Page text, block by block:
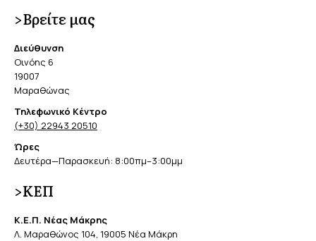
>Βρείτε μας
Διεύθυνση
Οινόης 6
19007
Μαραθώνας
Τηλεφωνικό Κέντρο
(+30) 22943 20510
Ώρες
Δευτέρα—Παρασκευή: 8:00πμ–3:00μμ
>ΚΕΠ
Κ.Ε.Π. Νέας Μάκρης
Λ. Μαραθώνος 104, 19005 Νέα Μάκρη